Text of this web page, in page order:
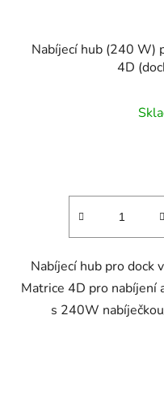
Nabíjecí hub (240 W)
4D
Nabíjecí hub pro dock
Matrice 4D pro nabíjení
s 240W